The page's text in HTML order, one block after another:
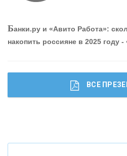
Что будет с наличными
Банки.ру и «Авито Работа»:
накопить россияне в 2025 году -
ВСЕ